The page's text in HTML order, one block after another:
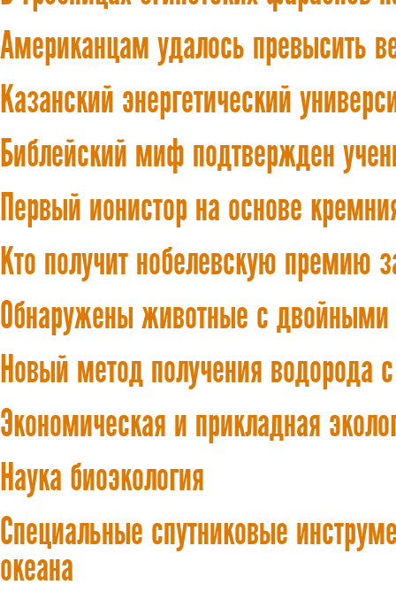
Американцам удалось превысить
Казанский энергетический
Библейский миф подтвержден
Первый ионистор на основе
Кто получит нобелевскую премию
Обнаружены животные с
Новый метод получения водорода
Экономическая и прикладная
Наука биоэкология
Специальные спутниковые
океана